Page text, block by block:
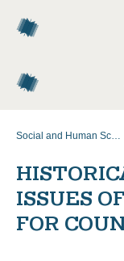
Social and Human Sciences
ISSUES
FOR